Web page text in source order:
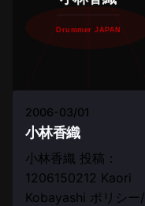
Drummer JAPAN
2006-03/01
小林香織
小林香織 投稿：
1206150212 Kaori
Kobayashi ポリシー/